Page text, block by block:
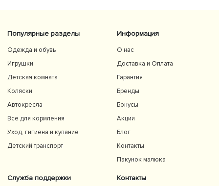
Популярные разделы
Одежда и обувь
Игрушки
Детская комната
Коляски
Автокресла
Все для кормления
Уход, гигиена и купание
Детский транспорт
Информация
О нас
Доставка и Оплата
Гарантия
Бренды
Бонусы
Акции
Блог
Контакты
Пакунок малюка
Служба поддержки Контакты